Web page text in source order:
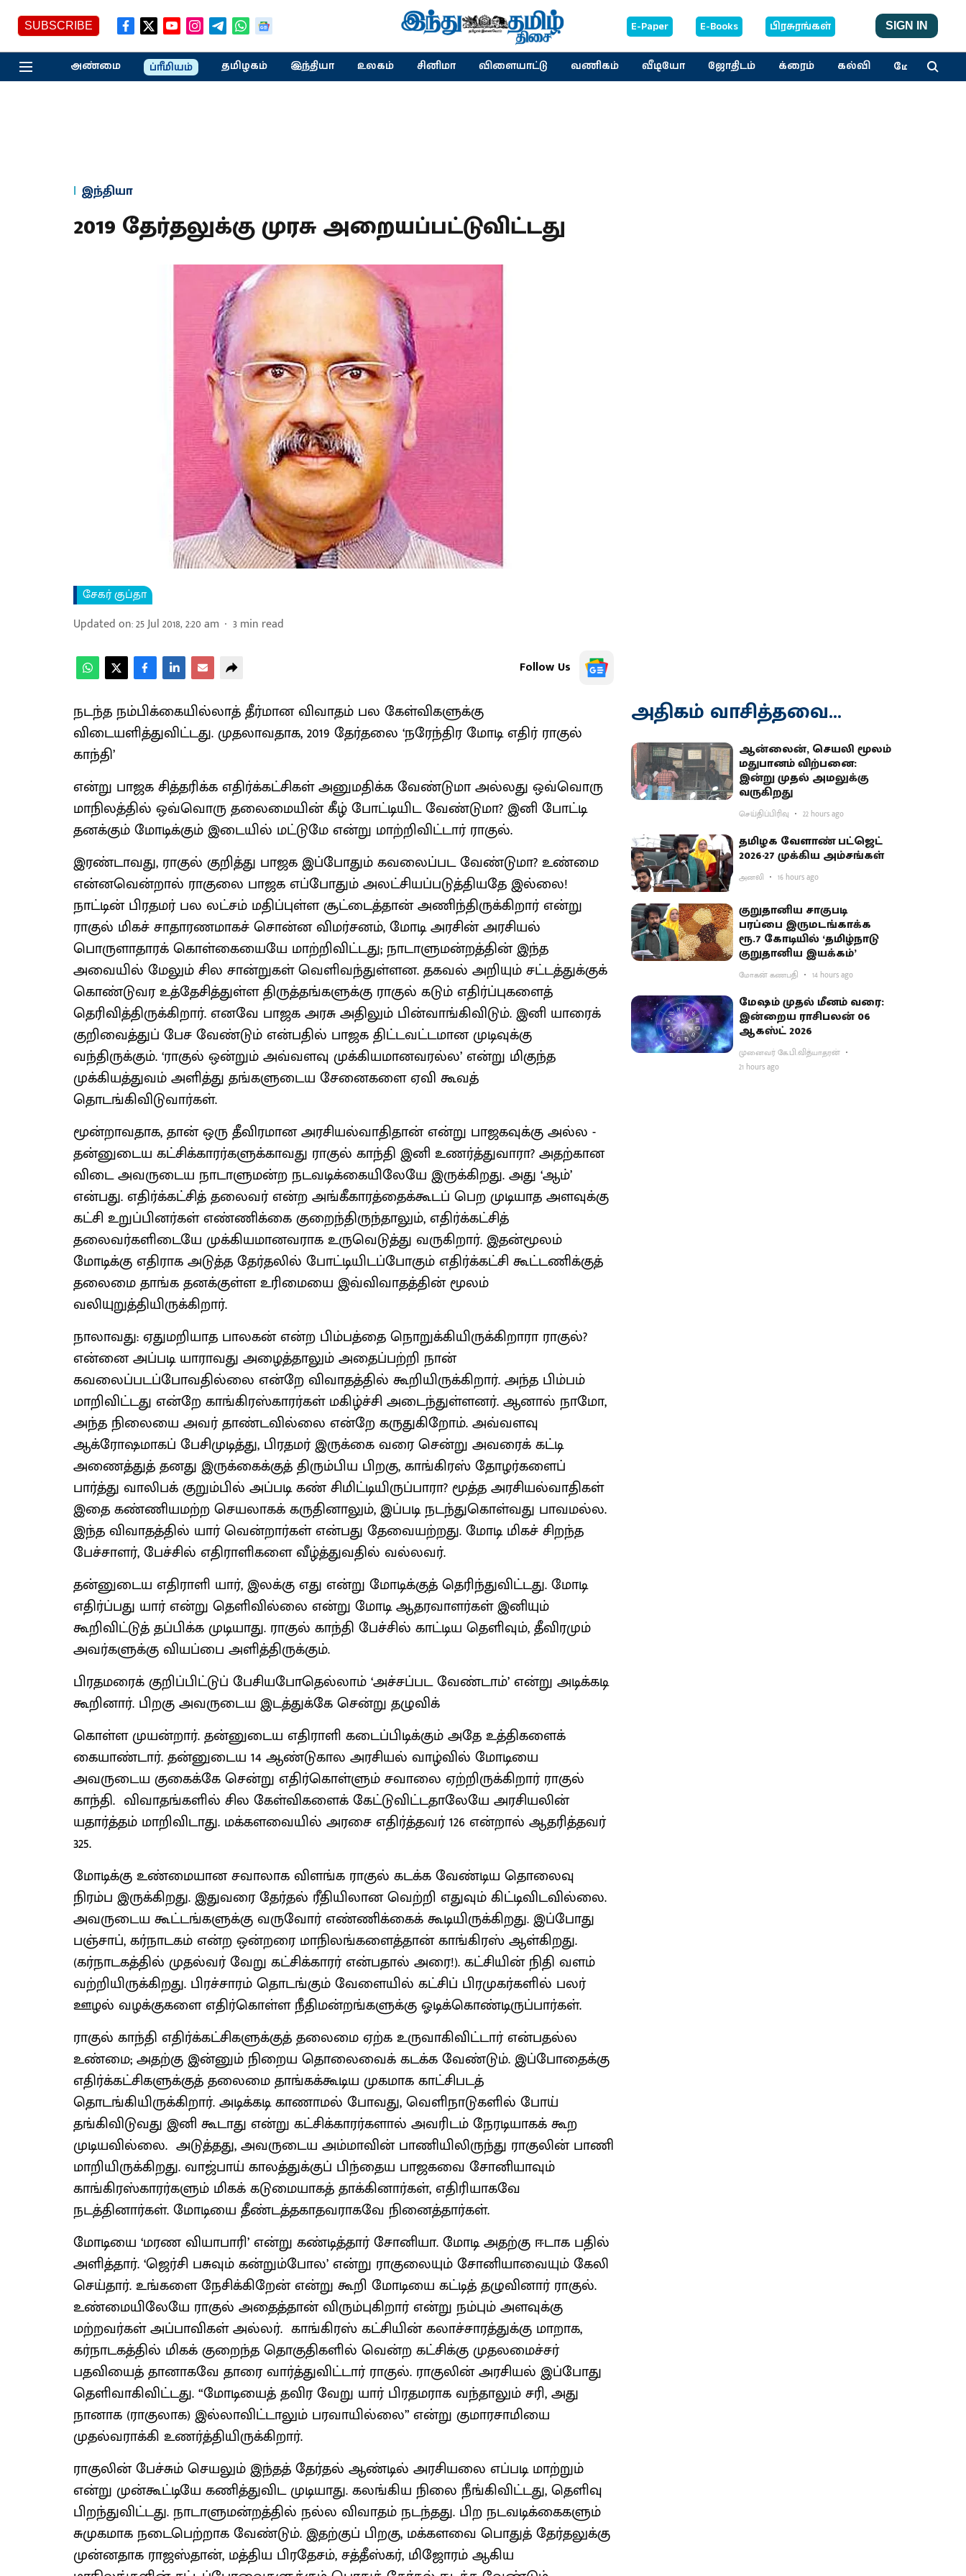
SUBSCRIBE E-Paper E-Books பிரசுரங்கள் SIGN IN
அண்மை ப்ரீமியம் தமிழகம் இந்தியா உலகம் சினிமா விளையாட்டு வணிகம் வீடியோ ஜோதிடம் க்ரைம் கல்வி மேலும்
இந்தியா
2019 தேர்தலுக்கு முரசு அறையப்பட்டுவிட்டது
சேகர் குப்தா
Updated on:25 Jul 2018, 2:20 am 3min read
Follow Us
நடந்த நம்பிக்கையில்லாத் தீர்மான விவாதம் பல கேள்விகளுக்கு
விடையளித்துவிட்டது. முதலாவதாக, 2019 தேர்தலை ‘நரேந்திர மோடி எதிர் ராகுல்
காந்தி’
என்று பாஜக சித்தரிக்க எதிர்க்கட்சிகள் அனுமதிக்க வேண்டுமா அல்லது ஒவ்வொரு
மாநிலத்தில் ஒவ்வொரு தலைமையின் கீழ் போட்டியிட வேண்டுமா? இனி போட்டி
தனக்கும் மோடிக்கும் இடையில் மட்டுமே என்று மாற்றிவிட்டார் ராகுல்.
இரண்டாவது, ராகுல் குறித்து பாஜக இப்போதும் கவலைப்பட வேண்டுமா? உண்மை
என்னவென்றால் ராகுலை பாஜக எப்போதும் அலட்சியப்படுத்தியதே இல்லை!
நாட்டின் பிரதமர் பல லட்சம் மதிப்புள்ள சூட்டைத்தான் அணிந்திருக்கிறார் என்று
ராகுல் மிகச் சாதாரணமாகச் சொன்ன விமர்சனம், மோடி அரசின் அரசியல்
பொருளாதாரக் கொள்கையையே மாற்றிவிட்டது; நாடாளுமன்றத்தின் இந்த
அவையில் மேலும் சில சான்றுகள் வெளிவந்துள்ளன. தகவல் அறியும் சட்டத்துக்குக்
கொண்டுவர உத்தேசித்துள்ள திருத்தங்களுக்கு ராகுல் கடும் எதிர்ப்புகளைத்
தெரிவித்திருக்கிறார். எனவே பாஜக அரசு அதிலும் பின்வாங்கிவிடும். இனி யாரைக்
குறிவைத்துப் பேச வேண்டும் என்பதில் பாஜக திட்டவட்டமான முடிவுக்கு
வந்திருக்கும். ‘ராகுல் ஒன்றும் அவ்வளவு முக்கியமானவரல்ல’ என்று மிகுந்த
முக்கியத்துவம் அளித்து தங்களுடைய சேனைகளை ஏவி கூவத்
தொடங்கிவிடுவார்கள்.
மூன்றாவதாக, தான் ஒரு தீவிரமான அரசியல்வாதிதான் என்று பாஜகவுக்கு அல்ல -
தன்னுடைய கட்சிக்காரர்களுக்காவது ராகுல் காந்தி இனி உணர்த்துவாரா? அதற்கான
விடை அவருடைய நாடாளுமன்ற நடவடிக்கையிலேயே இருக்கிறது. அது ‘ஆம்’
என்பது. எதிர்க்கட்சித் தலைவர் என்ற அங்கீகாரத்தைக்கூடப் பெற முடியாத அளவுக்கு
கட்சி உறுப்பினர்கள் எண்ணிக்கை குறைந்திருந்தாலும், எதிர்க்கட்சித்
தலைவர்களிடையே முக்கியமானவராக உருவெடுத்து வருகிறார். இதன்மூலம்
மோடிக்கு எதிராக அடுத்த தேர்தலில் போட்டியிடப்போகும் எதிர்க்கட்சி கூட்டணிக்குத்
தலைமை தாங்க தனக்குள்ள உரிமையை இவ்விவாதத்தின் மூலம்
வலியுறுத்தியிருக்கிறார்.
நாலாவது: ஏதுமறியாத பாலகன் என்ற பிம்பத்தை நொறுக்கியிருக்கிறாரா ராகுல்?
என்னை அப்படி யாராவது அழைத்தாலும் அதைப்பற்றி நான்
கவலைப்படப்போவதில்லை என்றே விவாதத்தில் கூறியிருக்கிறார். அந்த பிம்பம்
மாறிவிட்டது என்றே காங்கிரஸ்காரர்கள் மகிழ்ச்சி அடைந்துள்ளனர். ஆனால் நாமோ,
அந்த நிலையை அவர் தாண்டவில்லை என்றே கருதுகிறோம். அவ்வளவு
ஆக்ரோஷமாகப் பேசிமுடித்து, பிரதமர் இருக்கை வரை சென்று அவரைக் கட்டி
அணைத்துத் தனது இருக்கைக்குத் திரும்பிய பிறகு, காங்கிரஸ் தோழர்களைப்
பார்த்து வாலிபக் குறும்பில் அப்படி கண் சிமிட்டியிருப்பாரா? மூத்த அரசியல்வாதிகள்
இதை கண்ணியமற்ற செயலாகக் கருதினாலும், இப்படி நடந்துகொள்வது பாவமல்ல.
இந்த விவாதத்தில் யார் வென்றார்கள் என்பது தேவையற்றது. மோடி மிகச் சிறந்த
பேச்சாளர், பேச்சில் எதிராளிகளை வீழ்த்துவதில் வல்லவர்.
தன்னுடைய எதிராளி யார், இலக்கு எது என்று மோடிக்குத் தெரிந்துவிட்டது. மோடி
எதிர்ப்பது யார் என்று தெளிவில்லை என்று மோடி ஆதரவாளர்கள் இனியும்
கூறிவிட்டுத் தப்பிக்க முடியாது. ராகுல் காந்தி பேச்சில் காட்டிய தெளிவும், தீவிரமும்
அவர்களுக்கு வியப்பை அளித்திருக்கும்.
பிரதமரைக் குறிப்பிட்டுப் பேசியபோதெல்லாம் ‘அச்சப்பட வேண்டாம்’ என்று அடிக்கடி
கூறினார். பிறகு அவருடைய இடத்துக்கே சென்று தழுவிக்
கொள்ள முயன்றார். தன்னுடைய எதிராளி கடைப்பிடிக்கும் அதே உத்திகளைக்
கையாண்டார். தன்னுடைய 14 ஆண்டுகால அரசியல் வாழ்வில் மோடியை
அவருடைய குகைக்கே சென்று எதிர்கொள்ளும் சவாலை ஏற்றிருக்கிறார் ராகுல்
காந்தி. விவாதங்களில் சில கேள்விகளைக் கேட்டுவிட்டதாலேயே அரசியலின்
யதார்த்தம் மாறிவிடாது. மக்களவையில் அரசை எதிர்த்தவர் 126 என்றால் ஆதரித்தவர்
325.
மோடிக்கு உண்மையான சவாலாக விளங்க ராகுல் கடக்க வேண்டிய தொலைவு
நிரம்ப இருக்கிறது. இதுவரை தேர்தல் ரீதியிலான வெற்றி எதுவும் கிட்டிவிடவில்லை.
அவருடைய கூட்டங்களுக்கு வருவோர் எண்ணிக்கைக் கூடியிருக்கிறது. இப்போது
பஞ்சாப், கர்நாடகம் என்ற ஒன்றரை மாநிலங்களைத்தான் காங்கிரஸ் ஆள்கிறது.
(கர்நாடகத்தில் முதல்வர் வேறு கட்சிக்காரர் என்பதால் அரை!). கட்சியின் நிதி வளம்
வற்றியிருக்கிறது. பிரச்சாரம் தொடங்கும் வேளையில் கட்சிப் பிரமுகர்களில் பலர்
ஊழல் வழக்குகளை எதிர்கொள்ள நீதிமன்றங்களுக்கு ஓடிக்கொண்டிருப்பார்கள்.
ராகுல் காந்தி எதிர்க்கட்சிகளுக்குத் தலைமை ஏற்க உருவாகிவிட்டார் என்பதல்ல
உண்மை; அதற்கு இன்னும் நிறைய தொலைவைக் கடக்க வேண்டும். இப்போதைக்கு
எதிர்க்கட்சிகளுக்குத் தலைமை தாங்கக்கூடிய முகமாக காட்சிபடத்
தொடங்கியிருக்கிறார். அடிக்கடி காணாமல் போவது, வெளிநாடுகளில் போய்
தங்கிவிடுவது இனி கூடாது என்று கட்சிக்காரர்களால் அவரிடம் நேரடியாகக் கூற
முடியவில்லை. அடுத்தது, அவருடைய அம்மாவின் பாணியிலிருந்து ராகுலின் பாணி
மாறியிருக்கிறது. வாஜ்பாய் காலத்துக்குப் பிந்தைய பாஜகவை சோனியாவும்
காங்கிரஸ்காரர்களும் மிகக் கடுமையாகத் தாக்கினார்கள், எதிரியாகவே
நடத்தினார்கள். மோடியை தீண்டத்தகாதவராகவே நினைத்தார்கள்.
மோடியை ‘மரண வியாபாரி’ என்று கண்டித்தார் சோனியா. மோடி அதற்கு ஈடாக பதில்
அளித்தார். ‘ஜெர்சி பசுவும் கன்றும்போல’ என்று ராகுலையும் சோனியாவையும் கேலி
செய்தார். உங்களை நேசிக்கிறேன் என்று கூறி மோடியை கட்டித் தழுவினார் ராகுல்.
உண்மையிலேயே ராகுல் அதைத்தான் விரும்புகிறார் என்று நம்பும் அளவுக்கு
மற்றவர்கள் அப்பாவிகள் அல்லர். காங்கிரஸ் கட்சியின் கலாச்சாரத்துக்கு மாறாக,
கர்நாடகத்தில் மிகக் குறைந்த தொகுதிகளில் வென்ற கட்சிக்கு முதலமைச்சர்
பதவியைத் தானாகவே தாரை வார்த்துவிட்டார் ராகுல். ராகுலின் அரசியல் இப்போது
தெளிவாகிவிட்டது. “மோடியைத் தவிர வேறு யார் பிரதமராக வந்தாலும் சரி, அது
நானாக (ராகுலாக) இல்லாவிட்டாலும் பரவாயில்லை” என்று குமாரசாமியை
முதல்வராக்கி உணர்த்தியிருக்கிறார்.
ராகுலின் பேச்சும் செயலும் இந்தத் தேர்தல் ஆண்டில் அரசியலை எப்படி மாற்றும்
என்று முன்கூட்டியே கணித்துவிட முடியாது. கலங்கிய நிலை நீங்கிவிட்டது, தெளிவு
பிறந்துவிட்டது. நாடாளுமன்றத்தில் நல்ல விவாதம் நடந்தது. பிற நடவடிக்கைகளும்
சுமுகமாக நடைபெற்றாக வேண்டும். இதற்குப் பிறகு, மக்களவை பொதுத் தேர்தலுக்கு
முன்னதாக ராஜஸ்தான், மத்திய பிரதேசம், சத்தீஸ்கர், மிஜோரம் ஆகிய
அதிகம் வாசித்தவை...
ஆன்லைன், செயலி மூலம்
மதுபானம் விற்பனை:
இன்று முதல் அமலுக்கு
வருகிறது
செய்திப்பிரிவு 22 hours ago
தமிழக வேளாண் பட்ஜெட்
2026-27 முக்கிய அம்சங்கள்
அனலி 16 hours ago
குறுதானிய சாகுபடி
பரப்பை இருமடங்காக்க
ரூ.7 கோடியில் ‘தமிழ்நாடு
குறுதானிய இயக்கம்’
மோகன் கணபதி 14 hours ago
மேஷம் முதல் மீனம் வரை:
இன்றைய ராசிபலன் 06
ஆகஸ்ட் 2026
முனைவர் கே.பி.வித்யாதரன்
21 hours ago